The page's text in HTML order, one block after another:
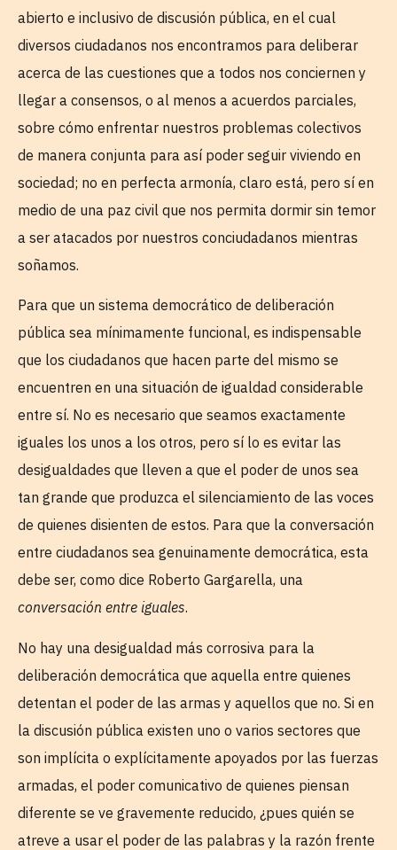
abierto e inclusivo de discusión pública, en el cual
diversos ciudadanos nos encontramos para deliberar
acerca de las cuestiones que a todos nos conciernen y
llegar a consensos, o al menos a acuerdos parciales,
sobre cómo enfrentar nuestros problemas colectivos
de manera conjunta para así poder seguir viviendo en
sociedad; no en perfecta armonía, claro está, pero sí en
medio de una paz civil que nos permita dormir sin temor
a ser atacados por nuestros conciudadanos mientras
soñamos.
Para que un sistema democrático de deliberación
pública sea mínimamente funcional, es indispensable
que los ciudadanos que hacen parte del mismo se
encuentren en una situación de igualdad considerable
entre sí. No es necesario que seamos exactamente
iguales los unos a los otros, pero sí lo es evitar las
desigualdades que lleven a que el poder de unos sea
tan grande que produzca el silenciamiento de las voces
de quienes disienten de estos. Para que la conversación
entre ciudadanos sea genuinamente democrática, esta
debe ser, como dice Roberto Gargarella, una
conversación entre iguales.
No hay una desigualdad más corrosiva para la
deliberación democrática que aquella entre quienes
detentan el poder de las armas y aquellos que no. Si en
la discusión pública existen uno o varios sectores que
son implícita o explícitamente apoyados por las fuerzas
armadas, el poder comunicativo de quienes piensan
diferente se ve gravemente reducido, ¿pues quién se
atreve a usar el poder de las palabras y la razón frente